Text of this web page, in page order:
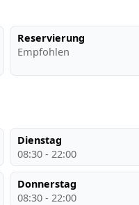
Reservierung
Empfohlen
Dienstag
08:30 - 22:00
Donnerstag
08:30 - 22:00